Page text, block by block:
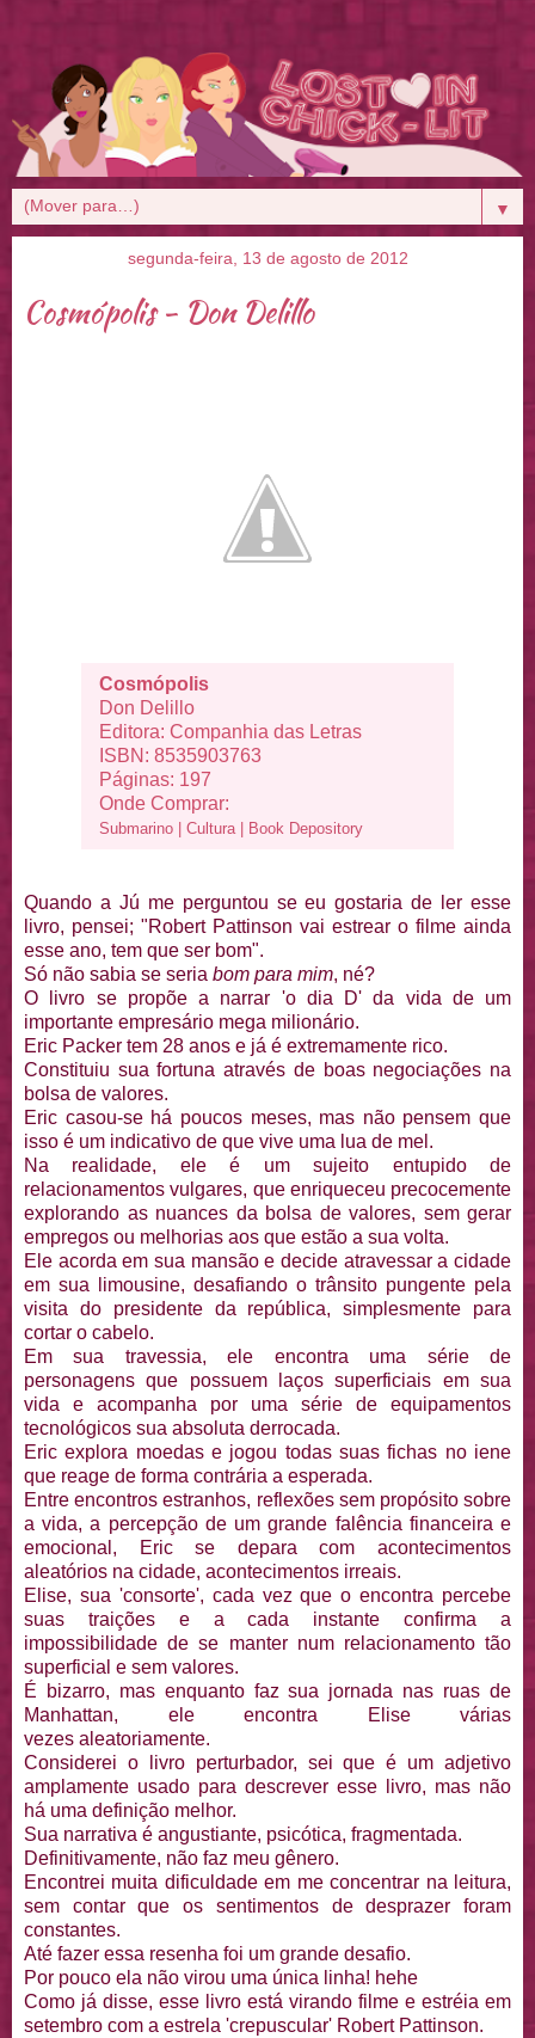
▼
segunda-feira, 13 de agosto de 2012
Cosmópolis - Don Delillo
Cosmópolis
Don Delillo
Editora: Companhia das Letras
ISBN: 8535903763
Páginas: 197
Onde Comprar:
Submarino |Cultura | Book Depository
Quando a Jú me perguntou se eu gostaria de ler esse
livro, pensei; "Robert Pattinson vai estrear o filme ainda
esse ano, tem que ser bom".
Só não sabia se seria bom para mim, né?
O livro se propõe a narrar 'o dia D' da vida de um
importante empresário mega milionário.
Eric Packer tem 28 anos e já é extremamente rico.
Constituiu sua fortuna através de boas negociações na
bolsa de valores.
Eric casou-se há poucos meses, mas não pensem que
isso é um indicativo de que vive uma lua de mel.
Na realidade, ele é um sujeito entupido de
relacionamentos vulgares, que enriqueceu precocemente
explorando as nuances da bolsa de valores, sem gerar
empregos ou melhorias aos que estão a sua volta.
Ele acorda em sua mansão e decide atravessar a cidade
em sua limousine, desafiando o trânsito pungente pela
visita do presidente da república, simplesmente para
cortar o cabelo.
Em sua travessia, ele encontra uma série de
personagens que possuem laços superficiais em sua
vida e acompanha por uma série de equipamentos
tecnológicos sua absoluta derrocada.
Eric explora moedas e jogou todas suas fichas no iene
que reage de forma contrária a esperada.
Entre encontros estranhos, reflexões sem propósito sobre
a vida, a percepção de um grande falência financeira e
emocional, Eric se depara com acontecimentos
aleatórios na cidade, acontecimentos irreais.
Elise, sua 'consorte', cada vez que o encontra percebe
suas traições e a cada instante confirma a
impossibilidade de se manter num relacionamento tão
superficial e sem valores.
É bizarro, mas enquanto faz sua jornada nas ruas de
Manhattan, ele encontra Elise várias
vezes aleatoriamente.
Considerei o livro perturbador, sei que é um adjetivo
amplamente usado para descrever esse livro, mas não
há uma definição melhor.
Sua narrativa é angustiante, psicótica, fragmentada.
Definitivamente, não faz meu gênero.
Encontrei muita dificuldade em me concentrar na leitura,
sem contar que os sentimentos de desprazer foram
constantes.
Até fazer essa resenha foi um grande desafio.
Por pouco ela não virou uma única linha! hehe
Como já disse, esse livro está virando filme e estréia em
setembro com a estrela 'crepuscular' Robert Pattinson.